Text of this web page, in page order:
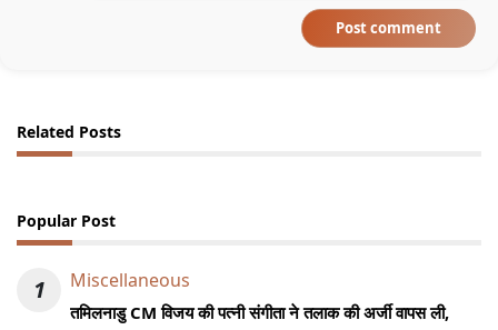
Post comment
Related Posts
Popular Post
1 Miscellaneous
तमिलनाडु CM विजय की पत्नी संगीता ने तलाक की अर्जी वापस ली,